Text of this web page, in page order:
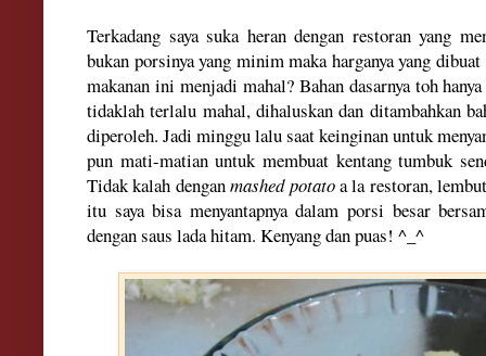
Terkadang saya suka heran dengan restoran yang
bukan porsinya yang minim maka harganya yang
makanan ini menjadi mahal? Bahan dasarnya toh
tidaklah terlalu mahal, dihaluskan dan ditambahkan
diperoleh. Jadi minggu lalu saat keinginan untuk
pun mati-matian untuk membuat kentang tumbuk
Tidak kalah denganmashed potatoa la restoran,
itu saya bisa menyantapnya dalam porsi besar
dengan saus lada hitam. Kenyang dan puas! ^_^